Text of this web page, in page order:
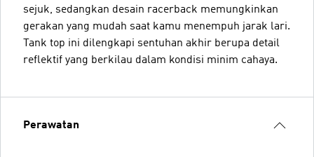
sejuk, sedangkan desain racerback memungkinkan
gerakan yang mudah saat kamu menempuh jarak lari.
Tank top ini dilengkapi sentuhan akhir berupa detail
reflektif yang berkilau dalam kondisi minim cahaya.
Perawatan